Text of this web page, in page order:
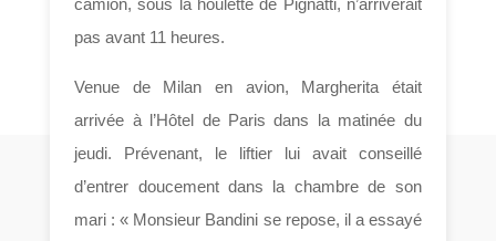
pas avant 11 heures.
Venue de Milan en avion, Margherita était
arrivée à l’Hôtel de Paris dans la matinée du
jeudi. Prévenant, le liftier lui avait conseillé
d’entrer doucement dans la chambre de son
mari : « Monsieur Bandini se repose, il a essayé